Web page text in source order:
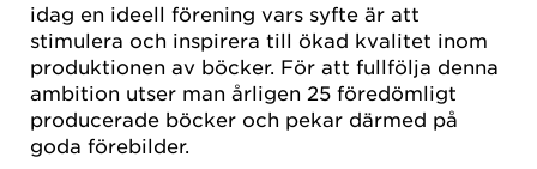
idag en ideell förening vars syfte är att
stimulera och inspirera till ökad kvalitet inom
produktionen av böcker. För att fullfölja denna
ambition utser man årligen 25 föredömligt
producerade böcker och pekar därmed på
goda förebilder.